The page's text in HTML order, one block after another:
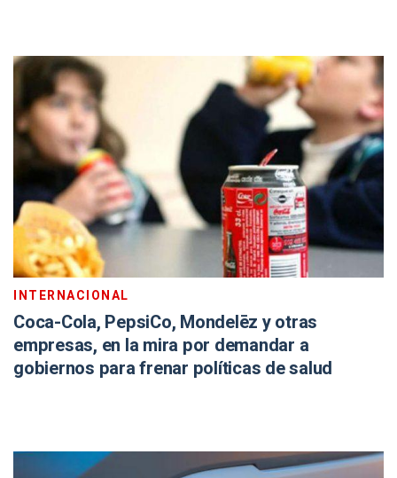
INTERNACIONAL
Coca-Cola, PepsiCo, Mondelēz y otras
empresas, en la mira por demandar a
gobiernos para frenar políticas de salud